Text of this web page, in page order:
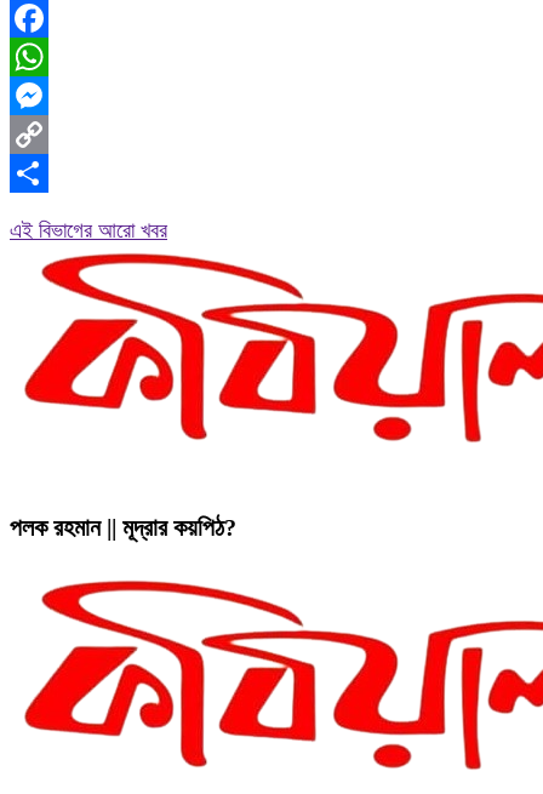
Facebook
WhatsApp
Messenger
Copy
এই বিভাগের আরো খবর
পলক রহমান || মূদ্রার কয়পিঠ?